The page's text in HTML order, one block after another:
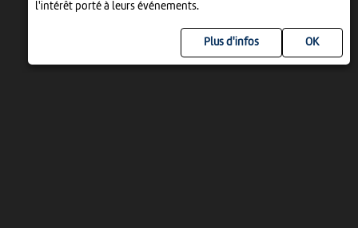
l'intérêt porté à leurs événements.
Plus d'infos